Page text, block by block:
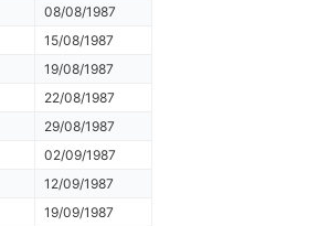
08/08/1987
15/08/1987
19/08/1987
22/08/1987
29/08/1987
02/09/1987
12/09/1987
19/09/1987